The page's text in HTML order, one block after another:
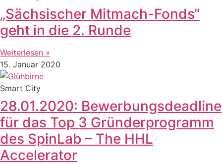
„Sächsischer Mitmach-Fonds“
geht in die 2. Runde
Weiterlesen »
15. Januar 2020
Smart City
28.01.2020: Bewerbungsdeadline
für das Top 3 Gründerprogramm
des SpinLab – The HHL
Accelerator